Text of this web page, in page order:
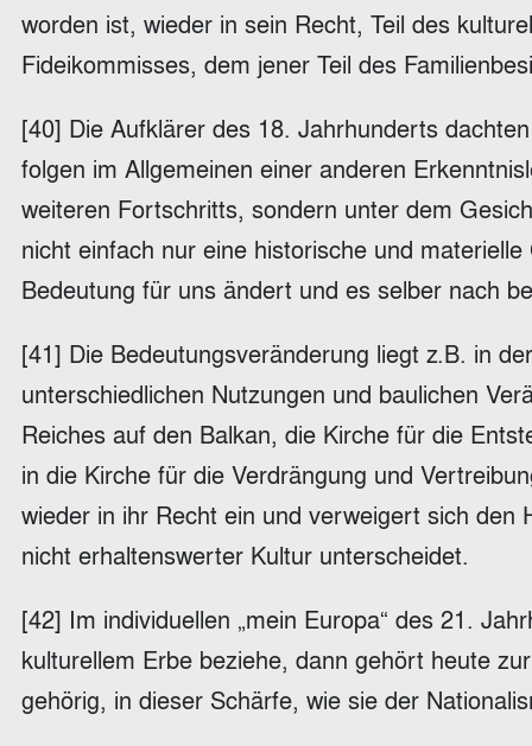
worden ist, wieder in sein Recht, Teil des
Fideikommisses, dem jener Teil des
[40] Die Aufklärer des 18. Jahrhunderts
folgen im Allgemeinen einer anderen
weiteren Fortschritts, sondern unter dem
nicht einfach nur eine historische und
Bedeutung für uns ändert und es selber nach
[41] Die Bedeutungsveränderung liegt z.B. in
unterschiedlichen Nutzungen und baulichen
Reiches auf den Balkan, die Kirche für die
in die Kirche für die Verdrängung und
wieder in ihr Recht ein und verweigert sich den
nicht erhaltenswerter Kultur unterscheidet.
[42] Im individuellen „mein Europa“ des 21.
kulturellem Erbe beziehe, dann gehört heute
gehörig, in dieser Schärfe, wie sie der